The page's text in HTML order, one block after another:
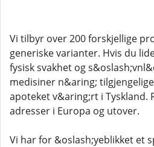
Vi tilbyr over 200 forskjellige
generiske varianter. Hvis du
fysisk svakhet og
medisiner n&aring;
apoteket v&aring;rt i Tyskland.
adresser i Europa og utover.
Vi har for &oslash;yeblikket et